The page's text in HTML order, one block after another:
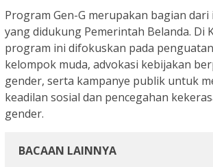
Program Gen-G merupakan bagian
yang didukung Pemerintah Belanda. Di
program ini difokuskan pada
kelompok muda, advokasi kebijakan
gender, serta kampanye publik untuk
keadilan sosial dan pencegahan
gender.
BACAAN LAINNYA